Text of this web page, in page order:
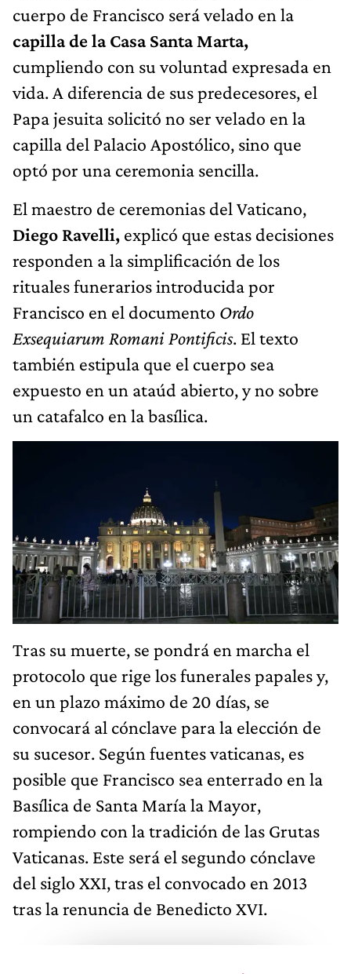
cuerpo de Francisco será velado en la
capilla de la Casa Santa Marta,
cumpliendo con su voluntad expresada en
vida. A diferencia de sus predecesores, el
Papa jesuita solicitó no ser velado en la
capilla del Palacio Apostólico, sino que
optó por una ceremonia sencilla.
El maestro de ceremonias del Vaticano,
Diego Ravelli, explicó que estas decisiones
responden a la simplificación de los
rituales funerarios introducida por
Francisco en el documento Ordo
Exsequiarum Romani Pontificis. El texto
también estipula que el cuerpo sea
expuesto en un ataúd abierto, y no sobre
un catafalco en la basílica.
Tras su muerte, se pondrá en marcha el
protocolo que rige los funerales papales y,
en un plazo máximo de 20 días, se
convocará al cónclave para la elección de
su sucesor. Según fuentes vaticanas, es
posible que Francisco sea enterrado en la
Basílica de Santa María la Mayor,
rompiendo con la tradición de las Grutas
Vaticanas. Este será el segundo cónclave
del siglo XXI, tras el convocado en 2013
tras la renuncia de Benedicto XVI.